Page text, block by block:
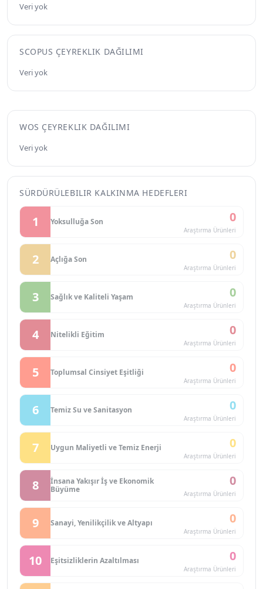
Veri yok
SCOPUS ÇEYREKLIK DAĞILIMI
Veri yok
WOS ÇEYREKLIK DAĞILIMI
Veri yok
SÜRDÜRÜLEBILIR KALKINMA HEDEFLERI
1 Yoksulluğa Son 0
Araştırma Ürünleri
2 Açlığa Son 0
Araştırma Ürünleri
3 Sağlık ve Kaliteli Yaşam 0
Araştırma Ürünleri
4 Nitelikli Eğitim 0
Araştırma Ürünleri
5 Toplumsal Cinsiyet Eşitliği 0
Araştırma Ürünleri
6 Temiz Su ve Sanitasyon 0
Araştırma Ürünleri
7 Uygun Maliyetli ve Temiz Enerji 0
Araştırma Ürünleri
8
İnsana Yakışır İş ve Ekonomik
Büyüme
0
Araştırma Ürünleri
9 Sanayi, Yenilikçilik ve Altyapı 0
Araştırma Ürünleri
10 Eşitsizliklerin Azaltılması 0
Araştırma Ürünleri